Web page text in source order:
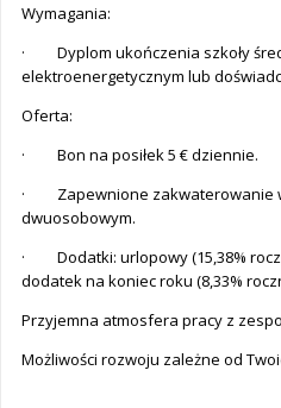
Wymagania:
· Dyplom ukończenia szkoły
elektroenergetycznym lub
Oferta:
· Bon na posiłek 5 € dziennie.
· Zapewnione zakwaterowanie
dwuosobowym.
· Dodatki: urlopowy (15,38%
dodatek na koniec roku (8,33%
Przyjemna atmosfera pracy z
Możliwości rozwoju zależne od